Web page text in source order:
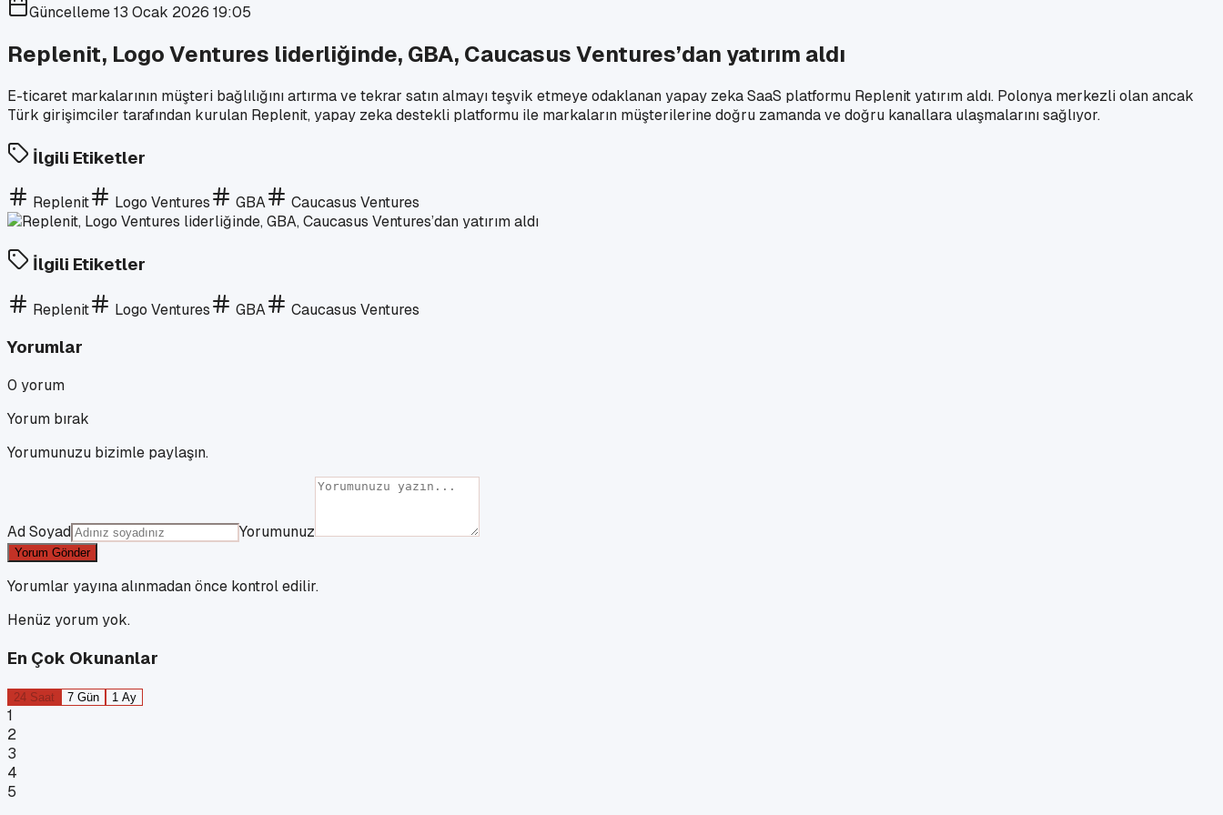
Güncelleme13 Ocak 2026 19:05
Replenit, Logo Ventures liderliğinde, GBA, Caucasus Ventures’dan yatırım aldı
E-ticaret markalarının müşteri bağlılığını artırma ve tekrar satın almayı teşvik etmeye odaklanan yapay zeka SaaS platformu Replenit yatırım aldı. Polonya merkezli olan ancak
Türk girişimciler tarafından kurulan Replenit, yapay zeka destekli platformu ile markaların müşterilerine doğru zamanda ve doğru kanallara ulaşmalarını sağlıyor.
İlgili Etiketler
Replenit Logo Ventures GBA Caucasus Ventures
İlgili Etiketler
Replenit Logo Ventures GBA Caucasus Ventures
Yorumlar
0 yorum
Yorum bırak
Yorumunuzu bizimle paylaşın.
Ad Soyad Yorumunuz
Yorum Gönder
Yorumlar yayına alınmadan önce kontrol edilir.
Henüz yorum yok.
En Çok Okunanlar
24 Saat 7 Gün 1 Ay
1
2
3
4
5